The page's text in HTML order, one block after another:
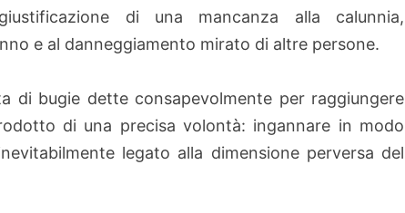
di una mancanza alla calunnia,
e al danneggiamento mirato di altre persone.
di bugie dette consapevolmente per raggiungere
di una precisa volontà: ingannare in modo
legato alla dimensione perversa del